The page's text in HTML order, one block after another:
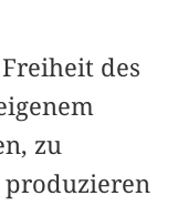
des
zu
produzieren